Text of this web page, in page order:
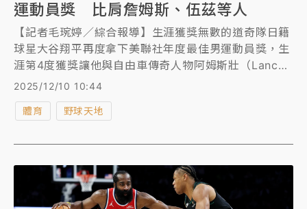
運動員獎 比肩詹姆斯、伍茲等人
【記者毛琬婷／綜合報導】生涯獲獎無數的道奇隊日籍
球星大谷翔平再度拿下美聯社年度最佳男運動員獎，生
涯第4度獲獎讓他與自由車傳奇人物阿姆斯壯（Lance
Armstrong）、NBA球星詹姆斯（LeBron James）、
高球名將伍茲（Tiger Woods）並列，成為史上最多榮
獲此殊榮的男運動員之一。
2025/12/10 10:44
體育 野球天地